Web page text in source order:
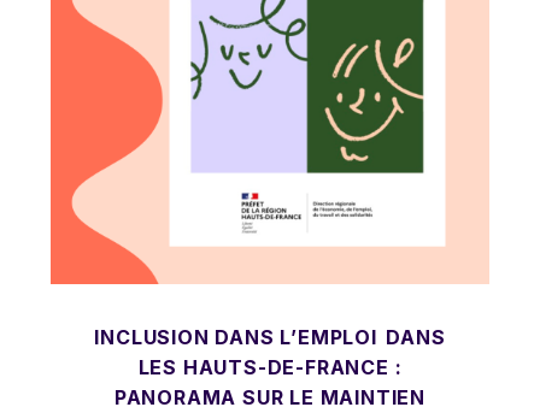
INCLUSION DANS L’EMPLOI DANS
LES HAUTS-DE-FRANCE :
PANORAMA SUR LE MAINTIEN